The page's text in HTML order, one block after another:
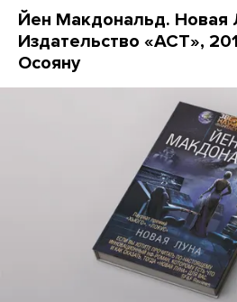
Йен Макдональд. Новая
Издательство «АСТ»,
Осояну